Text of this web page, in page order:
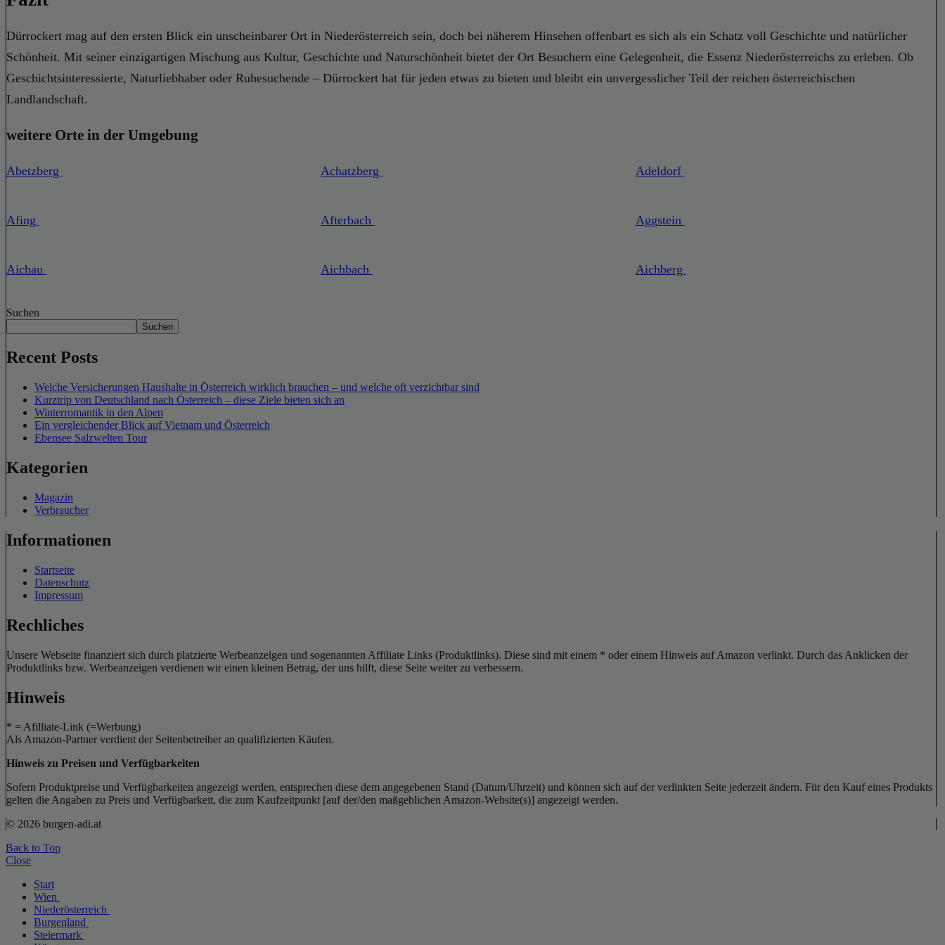
Dürrockert mag auf den ersten Blick ein unscheinbarer Ort in Niederösterreich sein, doch bei näherem Hinsehen offenbart es sich als ein Schatz voll Geschichte und natürlicher
Schönheit. Mit seiner einzigartigen Mischung aus Kultur, Geschichte und Naturschönheit bietet der Ort Besuchern eine Gelegenheit, die Essenz Niederösterreichs zu erleben. Ob
Geschichtsinteressierte, Naturliebhaber oder Ruhesuchende – Dürrockert hat für jeden etwas zu bieten und bleibt ein unvergesslicher Teil der reichen österreichischen
Landlandschaft.
weitere Orte in der Umgebung
Abetzberg Achatzberg Adeldorf
Afing Afterbach Aggstein
Aichau Aichbach Aichberg
Suchen
Suchen
Recent Posts
Welche Versicherungen Haushalte in Österreich wirklich brauchen – und welche oft verzichtbar sind
Kurztrip von Deutschland nach Österreich – diese Ziele bieten sich an
Winterromantik in den Alpen
Ein vergleichender Blick auf Vietnam und Österreich
Ebensee Salzwelten Tour
Kategorien
Magazin
Verbraucher
Informationen
Startseite
Datenschutz
Impressum
Rechliches
Unsere Webseite finanziert sich durch platzierte Werbeanzeigen und sogenannten Affiliate Links (Produktlinks). Diese sind mit einem * oder einem Hinweis auf Amazon verlinkt. Durch das Anklicken der
Produktlinks bzw. Werbeanzeigen verdienen wir einen kleinen Betrag, der uns hilft, diese Seite weiter zu verbessern.
Hinweis
* = Afilliate-Link (=Werbung)
Als Amazon-Partner verdient der Seitenbetreiber an qualifizierten Käufen.
Hinweis zu Preisen und Verfügbarkeiten
Sofern Produktpreise und Verfügbarkeiten angezeigt werden, entsprechen diese dem angegebenen Stand (Datum/Uhrzeit) und können sich auf der verlinkten Seite jederzeit ändern. Für den Kauf eines Produkts
gelten die Angaben zu Preis und Verfügbarkeit, die zum Kaufzeitpunkt [auf der/den maßgeblichen Amazon-Website(s)] angezeigt werden.
© 2026 burgen-adi.at
Back to Top
Close
Start
Wien
Niederösterreich
Burgenland
Steiermark